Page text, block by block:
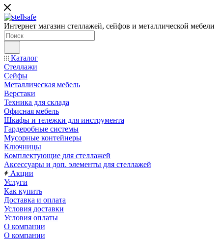
Интернет магазин стеллажей, сейфов и металлической мебели
Каталог
Стеллажи
Сейфы
Металлическая мебель
Верстаки
Техника для склада
Офисная мебель
Шкафы и тележки для инструмента
Гардеробные системы
Мусорные контейнеры
Ключницы
Комплектующие для стеллажей
Аксессуары и доп. элементы для стеллажей
Акции
Услуги
Как купить
Доставка и оплата
Условия доставки
Условия оплаты
О компании
О компании